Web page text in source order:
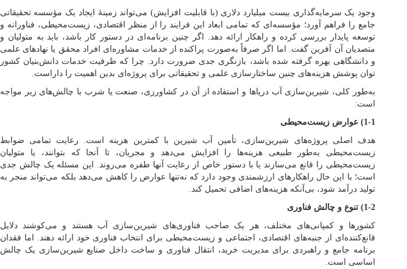
وجود یک سرمایه‌گذاری بیست میلیارد دلاری (با قابلیت افزایش) می‌تواند زمینۀ ایجاد یک مؤسسه تحقیقاتی
جامع را فراهم آورد؛ مؤسسه‌ای که تمامی ابعاد این فرایند را از منظر اقتصادی، زیست‌محیطی، فناورانه و
توسعه پایدار بررسی کرده و راهکار ارائه دهد. اگر چنین برنامه‌ای در دستور کار باشد، باید به متولیان و
متصدیان آن آفرین گفت. اما اگر صرفاً به‌صورت پراکنده از خدمات مشاوره‌ای افراد محقق یا نهادهای علمی
و دانشگاهی بهره گرفته شده باشد، بازنگری جدی ضرورت دارد. چرا که ظرفیت خدمات دانش‌بنیان کشور
توان پوشش هزینه‌های چنین ساختارسازی علمی و تحقیقاتی برای پروژه‌ای بدین اهمیت را داراست.
به‌طور کلی، شیرین‌سازی آب دریاها و استفاده از آن در کشاورزی، صنعت یا شرب با چالش‌های زیر مواجه
است:
1-1) عوارض زیست‌محیطی
هدف اصلی پروژه‌های شیرین‌سازی، تأمین آب شیرین با کمترین هزینه است. رعایت تمامی ضوابط
زیست‌محیطی به‌طور طبیعی هزینه‌ها را افزایش می‌دهد و مجریان، تا آنجا که بتوانند، یا متولیان
زیست‌محیطی را قانع می‌سازند یا با دستور خاص از رعایت آنها طفره می‌روند. این مسئله یک چالش جدی
است؛ با این حال راهکارهای ارزشمندی وجود دارد که نه‌تنها عوارض را کاهش می‌دهد بلکه می‌تواند منجر به
تولید درآمد شود، بی‌آنکه هزینه‌های اضافی تحمیل کند.
1-2) تنوع و چالش فناوری
کشورها و کمپانی‌های مختلف، هر یک صاحب فناوری‌های شیرین‌سازی آب هستند و می‌کوشند دلایل
قانع‌کننده‌ای از جنبه‌های اقتصادی، اجتماعی و زیست‌محیطی برای انتخاب فناوری خود ارائه دهند. اما فقدان
برنامه جامع و راهبردی برای مدیریت خرید، انتقال فناوری و ساخت داخل صنایع شیرین‌سازی یک چالش
اساسی است.